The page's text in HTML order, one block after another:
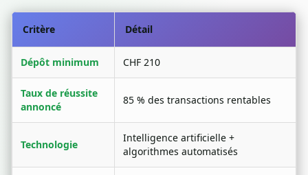
Critère Détail
Dépôt minimum CHF 210
Taux de réussite
annoncé
85 % des transactions rentables
Technologie
Intelligence artificielle +
algorithmes automatisés